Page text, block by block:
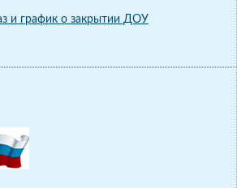
и график о закрытии ДОУ